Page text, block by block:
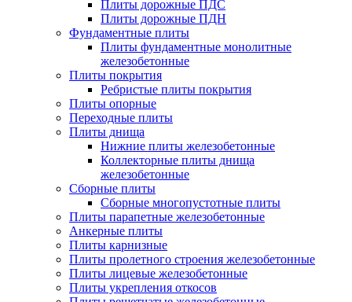
Плиты дорожные ПДС
Плиты дорожные ПДН
Фундаментные плиты
Плиты фундаментные монолитные
железобетонные
Плиты покрытия
Ребристые плиты покрытия
Плиты опорные
Переходные плиты
Плиты днища
Нижние плиты железобетонные
Коллекторные плиты днища
железобетонные
Сборные плиты
Сборные многопустотные плиты
Плиты парапетные железобетонные
Анкерные плиты
Плиты карнизные
Плиты пролетного строения железобетонные
Плиты лицевые железобетонные
Плиты укрепления откосов